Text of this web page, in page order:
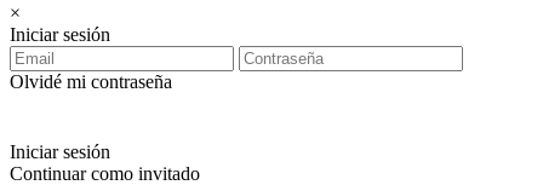
×
Iniciar sesión
Olvidé mi contraseña
Iniciar sesión
Continuar como invitado